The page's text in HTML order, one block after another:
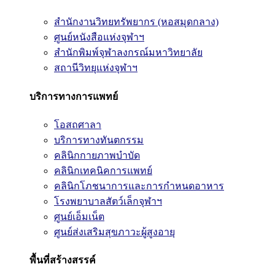
สำนักงานวิทยทรัพยากร (หอสมุดกลาง)
ศูนย์หนังสือแห่งจุฬาฯ
สำนักพิมพ์จุฬาลงกรณ์มหาวิทยาลัย
สถานีวิทยุแห่งจุฬาฯ
บริการทางการแพทย์
โอสถศาลา
บริการทางทันตกรรม
คลินิกกายภาพบำบัด
คลินิกเทคนิคการแพทย์
คลินิกโภชนาการและการกำหนดอาหาร
โรงพยาบาลสัตว์เล็กจุฬาฯ
ศูนย์เอ็มเน็ต
ศูนย์ส่งเสริมสุขภาวะผู้สูงอายุ
พื้นที่สร้างสรรค์